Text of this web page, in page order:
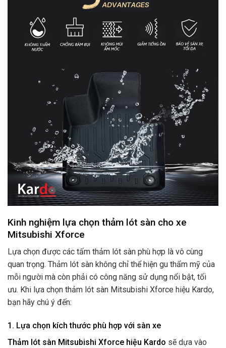
Kinh nghiệm lựa chọn thảm lót sàn cho xe
Mitsubishi Xforce
Lựa chọn được các tấm thảm lót sàn phù hợp là vô cùng
quan trọng. Thảm lót sàn không chỉ thể hiện gu thẩm mỹ của
mỗi người mà còn phải có công năng sử dụng nổi bật, tối
ưu. Khi lựa chọn thảm lót sàn Mitsubishi Xforce hiệu Kardo,
bạn hãy chú ý đến:
1. Lựa chọn kích thước phù hợp với sàn xe
Thảm lót sàn Mitsubishi Xforce hiệu Kardo sẽ dựa vào